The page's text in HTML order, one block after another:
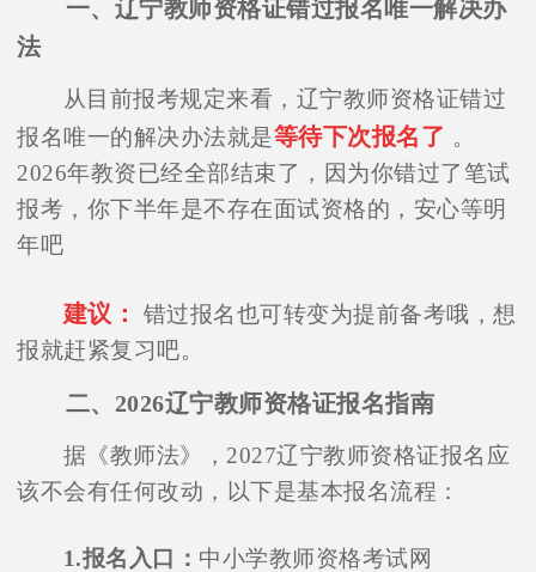
一、辽宁教师资格证错过报名唯一解决办
法
从目前报考规定来看，辽宁教师资格证错过
报名唯一的解决办法就是等待下次报名了 。
2026年教资已经全部结束了，因为你错过了笔试
报考，你下半年是不存在面试资格的，安心等明
年吧
建议：
错过报名也可转变为提前备考哦，想
报就赶紧复习吧。
二、2026辽宁教师资格证报名指南
据《教师法》，2027辽宁教师资格证报名应
该不会有任何改动，以下是基本报名流程：
1.报名入口： 中小学教师资格考试网